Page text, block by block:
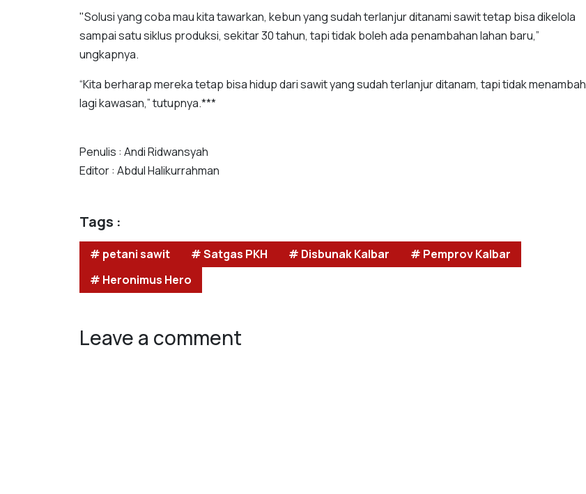
"Solusi yang coba mau kita tawarkan, kebun yang sudah terlanjur ditanami sawit tetap bisa dikelola
sampai satu siklus produksi, sekitar 30 tahun, tapi tidak boleh ada penambahan lahan baru,”
ungkapnya.
“Kita berharap mereka tetap bisa hidup dari sawit yang sudah terlanjur ditanam, tapi tidak menambah
lagi kawasan,” tutupnya.***
Penulis : Andi Ridwansyah
Editor : Abdul Halikurrahman
Tags :
# petani sawit # Satgas PKH # Disbunak Kalbar
# Pemprov Kalbar
# Heronimus Hero
Leave a comment